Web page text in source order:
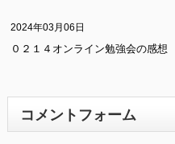
2024年03月06日
０２１４オンライン勉強会の感想
コメントフォーム